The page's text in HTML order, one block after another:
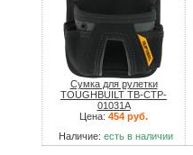
Сумка для рулетки
TOUGHBUILT TB-CTP-
01031A
Цена: 454 руб.
Наличие: есть в наличии